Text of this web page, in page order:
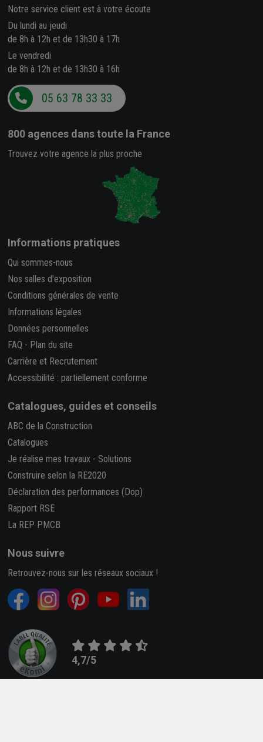
Notre service client est à votre écoute
Du lundi au jeudi
de 8h à 12h et de 13h30 à 17h
Le vendredi
de 8h à 12h et de 13h30 à 16h
05 63 78 33 33
800 agences dans toute la France
Trouvez votre agence la plus proche
Informations pratiques
Qui sommes-nous
Nos salles d'exposition
Conditions générales de vente
Informations légales
Données personnelles
FAQ - Plan du site
Carrière et Recrutement
Accessibilité : partiellement conforme
Catalogues, guides et conseils
ABC de la Construction
Catalogues
Je réalise mes travaux - Solutions
Construire selon la RE2020
Déclaration des performances (Dop)
Rapport RSE
La REP PMCB
Nous suivre
Retrouvez-nous sur les réseaux sociaux !
4,7/5